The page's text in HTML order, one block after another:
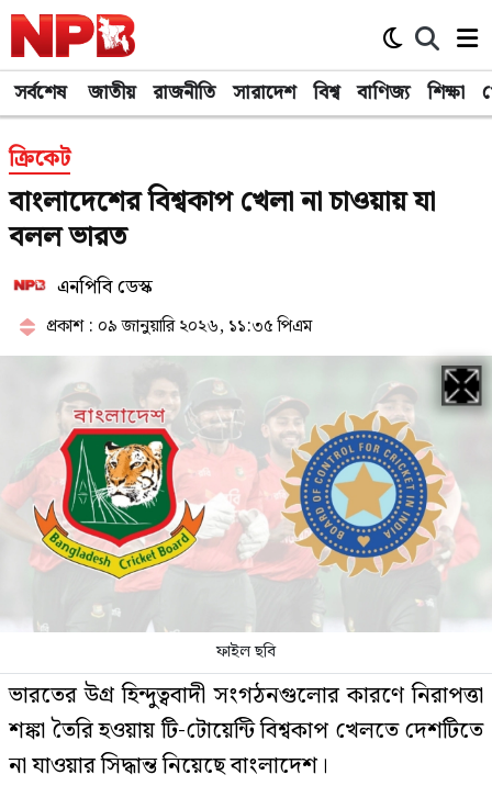
সর্বশেষ জাতীয় রাজনীতি সারাদেশ বিশ্ব বাণিজ্য শিক্ষা
ক্রিকেট
বাংলাদেশের বিশ্বকাপ খেলা না চাওয়ায় যা
বলল ভারত
এনপিবি ডেস্ক
প্রকাশ : ০৯ জানুয়ারি ২০২৬, ১১:৩৫ পিএম
ফাইল ছবি
ভারতের উগ্র হিন্দুত্ববাদী সংগঠনগুলোর কারণে নিরাপত্তা
শঙ্কা তৈরি হওয়ায় টি-টোয়েন্টি বিশ্বকাপ খেলতে দেশটিতে
না যাওয়ার সিদ্ধান্ত নিয়েছে বাংলাদেশ।